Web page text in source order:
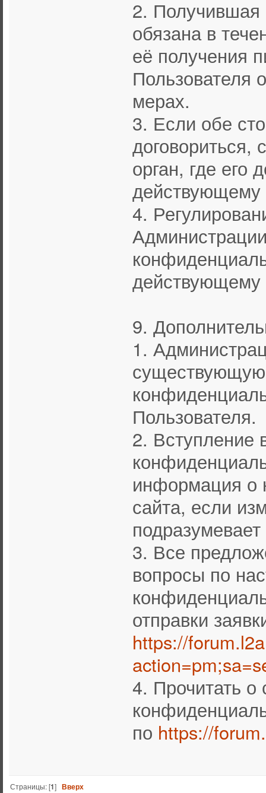
2. Получившая
обязана в
её получения
Пользователя
мерах.
3. Если обе
договориться,
орган, где его
действующему
4.
действующему
9.
1.
Пользователя.
2. Вступление
информация о
сайта, если
3. Все
вопросы по
отправки
https://
4. Прочитать
по https://
Страницы: [1]Вверх